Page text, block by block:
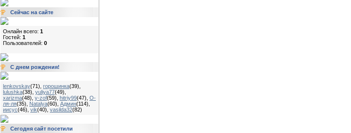
Сейчас на сайте
Онлайн всего: 1
Гостей: 1
Пользователей: 0
С днем рождения!
lenkovskay(71) горошинка(39)
lulushka(38) yuliya77(49)
xarizma(48) y-zof(59) hitriy99(47) О-
ля-ля(35) Natalya(60) Админ(114)
иисус(46) vik(40) vasilda32(82)
Сегодня сайт посетили